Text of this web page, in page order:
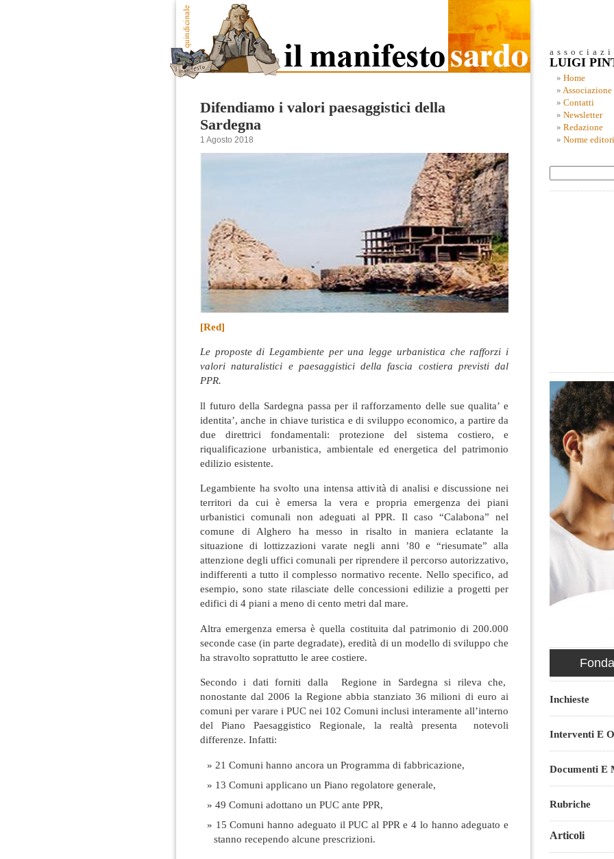
Difendiamo i valori paesaggistici della
Sardegna
1 Agosto 2018
[Red]
Le proposte di Legambiente per una legge urbanistica che rafforzi i
valori naturalistici e paesaggistici della fascia costiera previsti dal
PPR.
ll futuro della Sardegna passa per il rafforzamento delle sue qualita’ e
identita’, anche in chiave turistica e di sviluppo economico, a partire da
due direttrici fondamentali: protezione del sistema costiero, e
riqualificazione urbanistica, ambientale ed energetica del patrimonio
edilizio esistente.
Legambiente ha svolto una intensa attività di analisi e discussione nei
territori da cui è emersa la vera e propria emergenza dei piani
urbanistici comunali non adeguati al PPR. Il caso “Calabona” nel
comune di Alghero ha messo in risalto in maniera eclatante la
situazione di lottizzazioni varate negli anni ’80 e “riesumate” alla
attenzione degli uffici comunali per riprendere il percorso autorizzativo,
indifferenti a tutto il complesso normativo recente. Nello specifico, ad
esempio, sono state rilasciate delle concessioni edilizie a progetti per
edifici di 4 piani a meno di cento metri dal mare.
Altra emergenza emersa è quella costituita dal patrimonio di 200.000
seconde case (in parte degradate), eredità di un modello di sviluppo che
ha stravolto soprattutto le aree costiere.
Secondo i dati forniti dalla Regione in Sardegna si rileva che,
nonostante dal 2006 la Regione abbia stanziato 36 milioni di euro ai
comuni per varare i PUC nei 102 Comuni inclusi interamente all’interno
del Piano Paesaggistico Regionale, la realtà presenta notevoli
differenze. Infatti:
21 Comuni hanno ancora un Programma di fabbricazione,
13 Comuni applicano un Piano regolatore generale,
49 Comuni adottano un PUC ante PPR,
15 Comuni hanno adeguato il PUC al PPR e 4 lo hanno adeguato e
stanno recependo alcune prescrizioni.
LUIGI
Home
Associazione
Contatti
Newsletter
Redazione
Norme
Inchieste
Interventi E
Documenti E
Rubriche
Articoli